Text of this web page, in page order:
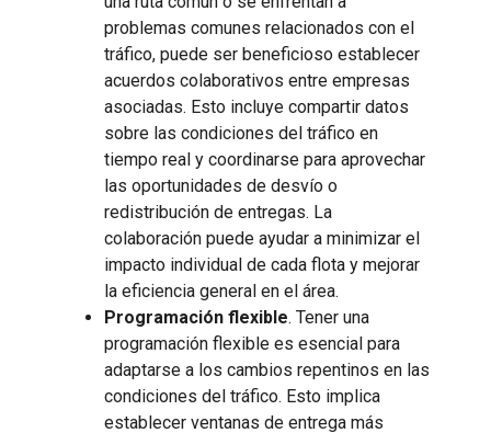
problemas comunes relacionados con el
tráfico, puede ser beneficioso establecer
acuerdos colaborativos entre empresas
asociadas. Esto incluye compartir datos
sobre las condiciones del tráfico en
tiempo real y coordinarse para aprovechar
las oportunidades de desvío o
redistribución de entregas. La
colaboración puede ayudar a minimizar el
impacto individual de cada flota y mejorar
la eficiencia general en el área.
Programación flexible. Tener una
programación flexible es esencial para
adaptarse a los cambios repentinos en las
condiciones del tráfico. Esto implica
establecer ventanas de entrega más